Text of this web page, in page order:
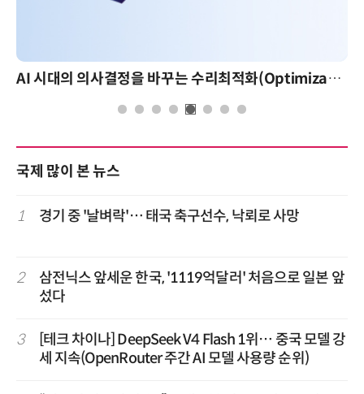
AI 시대의 의사결정을 바꾸는 수리최적화(Optimization): 실제 산업 적용 사례와 활용 전략
국제 많이 본 뉴스
1 경기 중 '날벼락'… 태국 축구선수, 낙뢰로 사망
2
삼전닉스 앞세운 한국, '1119억달러' 처음으로 일본 앞
섰다
3
[테크 차이나] DeepSeek V4 Flash 1위… 중국 모델 강
세 지속(OpenRouter 주간 AI 모델 사용량 순위)